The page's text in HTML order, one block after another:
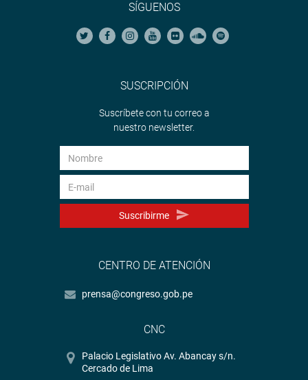
SÍGUENOS
SUSCRIPCIÓN
Suscríbete con tu correo a
nuestro newsletter.
Suscribirme
CENTRO DE ATENCIÓN
prensa@congreso.gob.pe
CNC
Palacio Legislativo Av. Abancay s/n.
Cercado de Lima